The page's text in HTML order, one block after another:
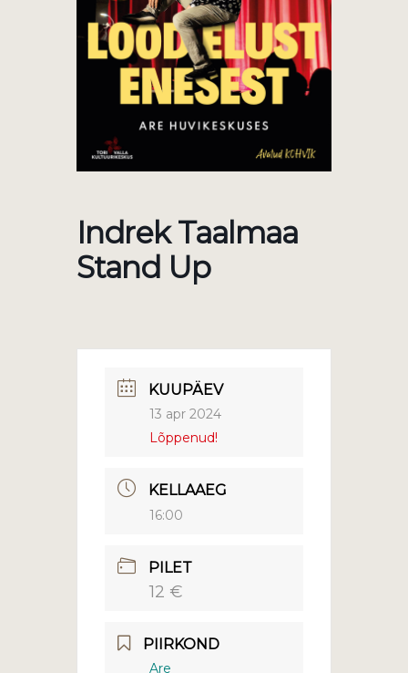
Indrek Taalmaa
Stand Up
KUUPÄEV
13 apr 2024
Lõppenud!
KELLAAEG
16:00
PILET
12 €
PIIRKOND
Are